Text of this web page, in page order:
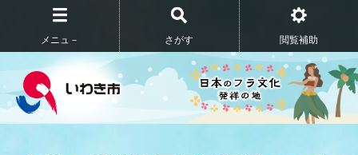
メニュ－ さがす 閲覧補助